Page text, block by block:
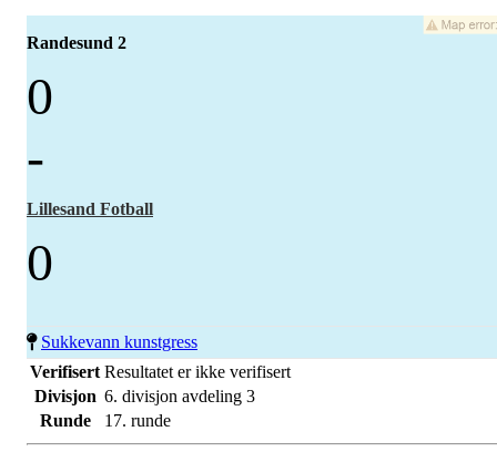
Randesund 2
0
-
Lillesand Fotball
0
Sukkevann kunstgress
Verifisert Resultatet er ikke verifisert
Divisjon 6. divisjon avdeling 3
Runde
17. runde